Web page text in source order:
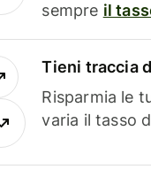
sempre il
Tieni traccia
Risparmia le
varia il tasso